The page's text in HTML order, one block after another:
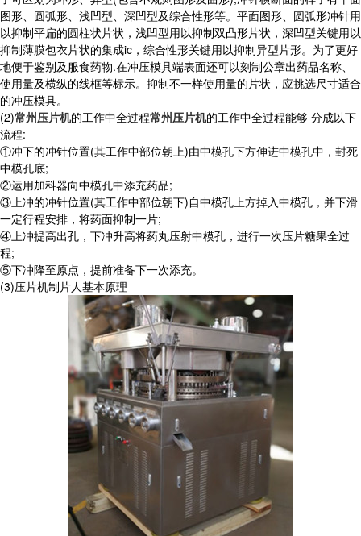
图形、圆弧形、浅凹型、深凹型及综合性形等。平面图形、圆弧形冲针用
以抑制平扁的圆柱状片状，浅凹型用以抑制双凸形片状，深凹型关键用以
抑制薄膜包衣片状的集成ic，综合性形关键用以抑制异型片形。为了更好
地便于鉴别及服食药物.在冲压模具端表面还可以刻制公章出药品名称、
使用量及横纵的线框等标示。抑制不一样使用量的片状，应挑选尺寸适合
的冲压模具。
(2)常州压片机的工作中全过程常州压片机的工作中全过程能够 分成以下
流程:
①冲下的冲针位置(其工作中部位朝上)由中模孔下方伸进中模孔中，封死
中模孔底;
②运用加科器向中模孔中添充药品;
③上冲的冲针位置(其工作中部位朝下)自中模孔上方掉入中模孔，并下滑
一定行程安排，将药面抑制一片;
④上冲提高出孔，下冲升高将药丸压射中模孔，进行一次压片糖果全过
程;
⑤下冲降至原点，提前准备下一次添充。
(3)压片机制片人基本原理